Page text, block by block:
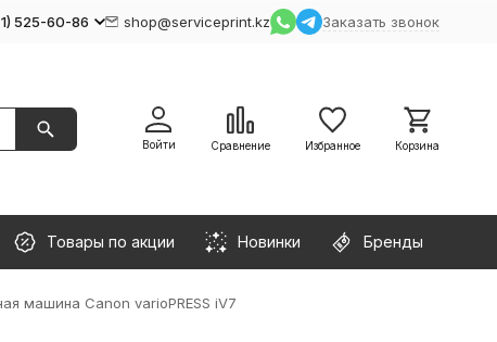
525-60-86 shop@serviceprint.kz Заказать звонок
Войти Сравнение Избранное Корзина
Товары по акции Новинки Бренды
машина Canon varioPRESS iV7